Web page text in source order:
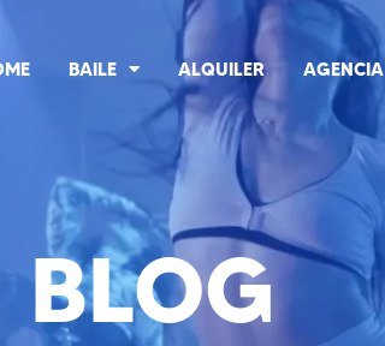
BAILE ALQUILER AGENCIA
BLOG